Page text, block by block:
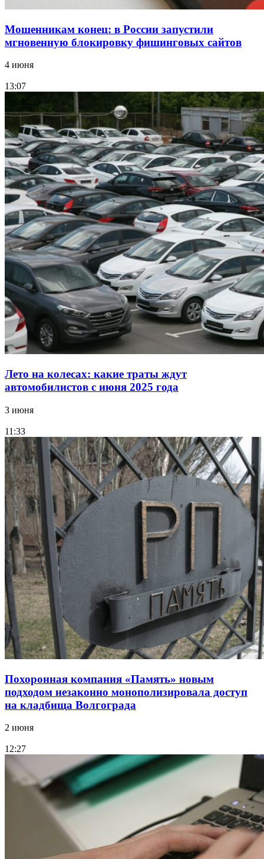
Мошенникам конец: в России запустили
мгновенную блокировку фишинговых сайтов
4 июня
13:07
Лето на колесах: какие траты ждут
автомобилистов с июня 2025 года
3 июня
11:33
Похоронная компания «Память» новым
подходом незаконно монополизировала доступ
на кладбища Волгограда
2 июня
12:27